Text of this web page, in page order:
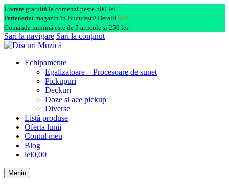
Livrare gratuită la comenzi peste 500 lei.
Parteneriat magazin în București! Detalii aici.
Comanda minimă este de 5 articole și 250 lei.
Sari la navigare Sari la conținut
Echipamente
Egalizatoare – Procesoare de sunet
Pickupuri
Deckuri
Doze si ace pickup
Diverse
Listă produse
Oferta lunii
Contul meu
Blog
lei0,00
Meniu